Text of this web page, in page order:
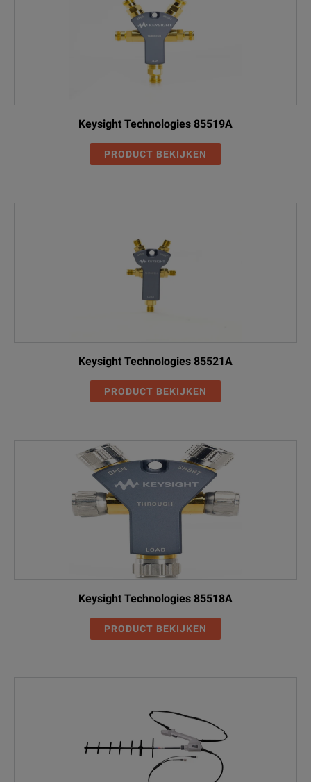
Keysight Technologies 85519A
PRODUCT BEKIJKEN
Keysight Technologies 85521A
PRODUCT BEKIJKEN
Keysight Technologies 85518A
PRODUCT BEKIJKEN